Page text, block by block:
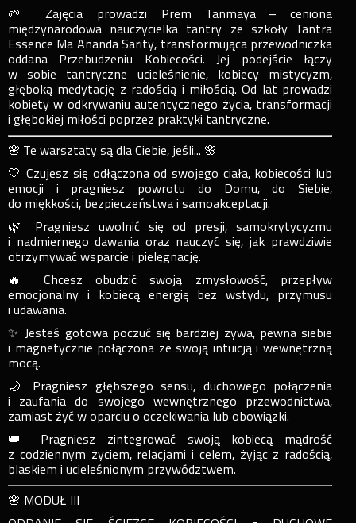
🌱 Zajęcia prowadzi Prem Tanmaya – ceniona
międzynarodowa nauczycielka tantry ze szkoły Tantra
Essence Ma Ananda Sarity, transformująca przewodniczka
oddana Przebudzeniu Kobiecości. Jej podejście łączy
w sobie tantryczne ucieleśnienie, kobiecy mistycyzm,
głęboką medytację z radością i miłością. Od lat prowadzi
kobiety w odkrywaniu autentycznego życia, transformacji
i głębokiej miłości poprzez praktyki tantryczne.
🌸 Te warsztaty są dla Ciebie, jeśli... 🌸
🤍 Czujesz się odłączona od swojego ciała, kobiecości lub
emocji i pragniesz powrotu do Domu, do Siebie,
do miękkości, bezpieczeństwa i samoakceptacji.
🌿 Pragniesz uwolnić się od presji, samokrytycyzmu
i nadmiernego dawania oraz nauczyć się, jak prawdziwie
otrzymywać wsparcie i pielęgnację.
🔥 Chcesz obudzić swoją zmysłowość, przepływ
emocjonalny i kobiecą energię bez wstydu, przymusu
i udawania.
✨ Jesteś gotowa poczuć się bardziej żywa, pewna siebie
i magnetycznie połączona ze swoją intuicją i wewnętrzną
mocą.
🌙 Pragniesz głębszego sensu, duchowego połączenia
i zaufania do swojego wewnętrznego przewodnictwa,
zamiast żyć w oparciu o oczekiwania lub obowiązki.
👑 Pragniesz zintegrować swoją kobiecą mądrość
z codziennym życiem, relacjami i celem, żyjąc z radością,
blaskiem i ucieleśnionym przywództwem.
🌸 MODUŁ III